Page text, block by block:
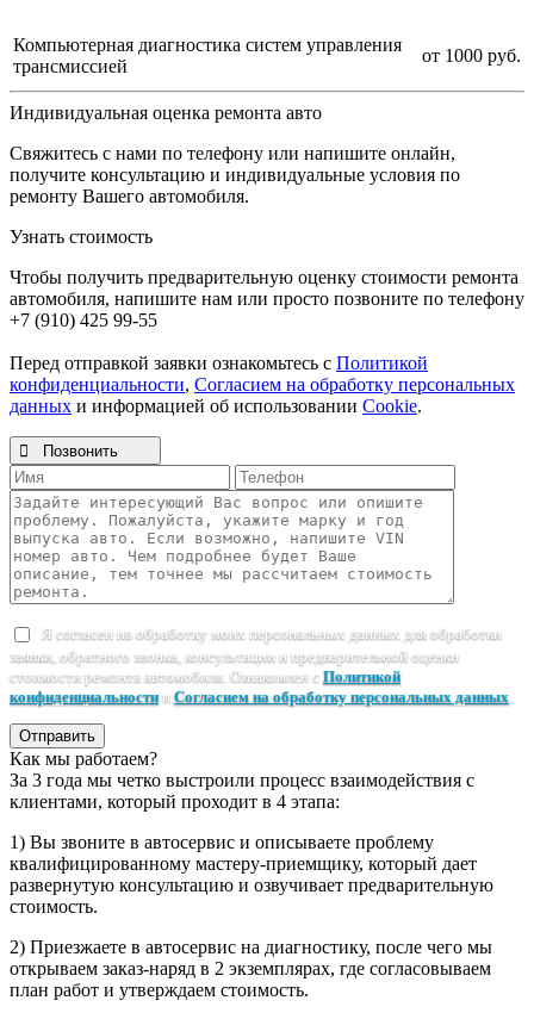
Компьютерная диагностика систем управления
трансмиссией
от 1000 руб.
Индивидуальная оценка ремонта авто
Свяжитесь с нами по телефону или напишите онлайн,
получите консультацию и индивидуальные условия по
ремонту Вашего автомобиля.
Узнать стоимость
Чтобы получить предварительную оценку стоимости ремонта
автомобиля, напишите нам или просто позвоните по телефону
+7 (910) 425 99-55
Перед отправкой заявки ознакомьтесь с Политикой
конфиденциальности, Согласием на обработку персональных
данных и информацией об использовании Cookie.
 Позвонить
Я согласен на обработку моих персональных данных для обработки
заявки, обратного звонка, консультации и предварительной оценки
стоимости ремонта автомобиля. Ознакомлен с Политикой
конфиденциальностии Согласием на обработку персональных данных
Отправить
Как мы работаем?
За 3 года мы четко выстроили процесс взаимодействия с
клиентами, который проходит в 4 этапа:
1) Вы звоните в автосервис и описываете проблему
квалифицированному мастеру-приемщику, который дает
развернутую консультацию и озвучивает предварительную
стоимость.
2) Приезжаете в автосервис на диагностику, после чего мы
открываем заказ-наряд в 2 экземплярах, где согласовываем
план работ и утверждаем стоимость.